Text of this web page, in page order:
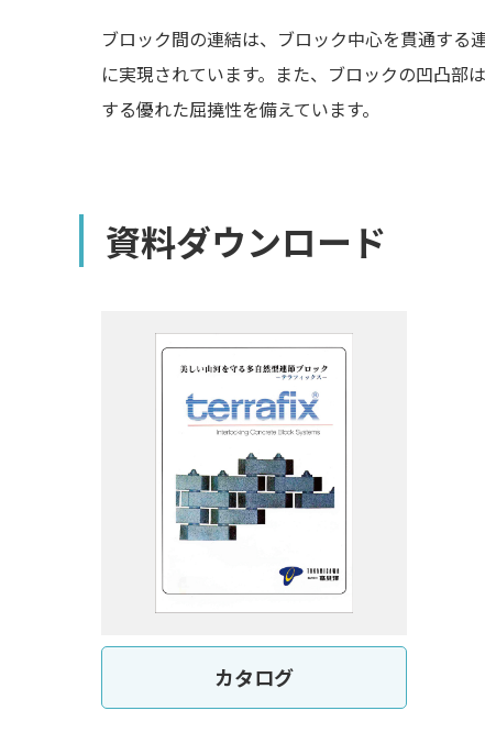
ブロック間の連結は、ブロック中心を貫通する
に実現されています。また、ブロックの凹凸部
する優れた屈撓性を備えています。
資料ダウンロード
カタログ